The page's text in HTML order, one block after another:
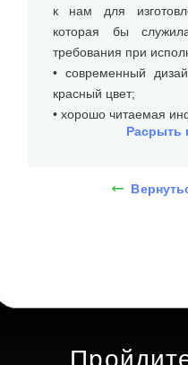
к нам для
которая бы
требования при
• современный
красный цвет;
• хорошо читаемая
• устойчивость
Рекламная стела
Расрыть